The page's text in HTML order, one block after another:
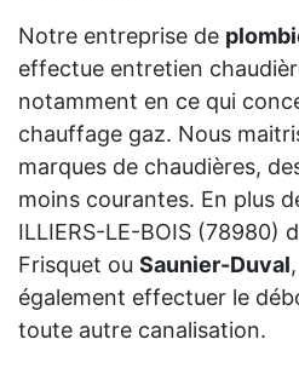
Notre entreprise de
effectue entretien
notamment en ce qui
chauffage gaz. Nous
marques de chaudières,
moins courantes. En plus
ILLIERS-LE-BOIS (78980)
Frisquet ou Saunier-Duval
également effectuer le
toute autre canalisation.